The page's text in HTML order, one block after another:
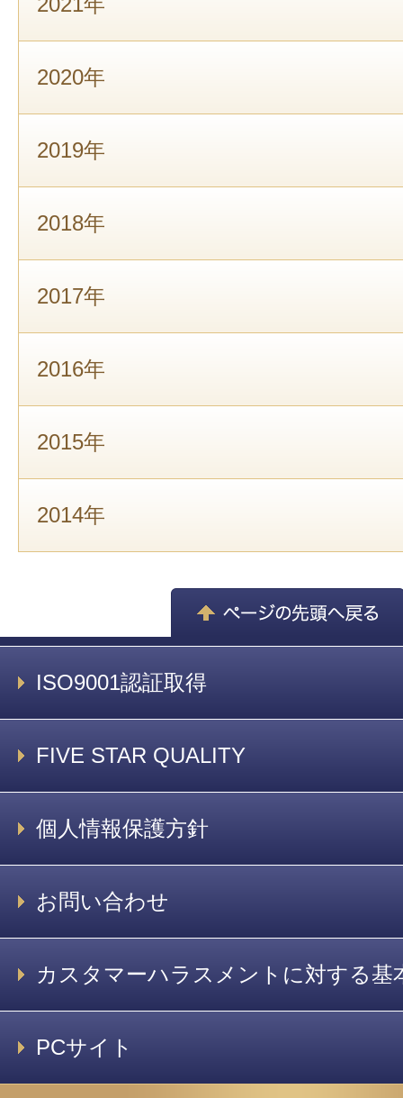
2020年
2019年
2018年
2017年
2016年
2015年
2014年
ISO9001認証取得
FIVE STAR QUALITY
個人情報保護方針
お問い合わせ
カスタマーハラスメントに対する基
PCサイト